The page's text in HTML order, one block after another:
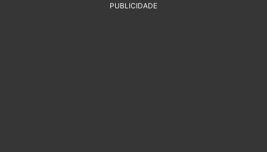
PUBLICIDADE